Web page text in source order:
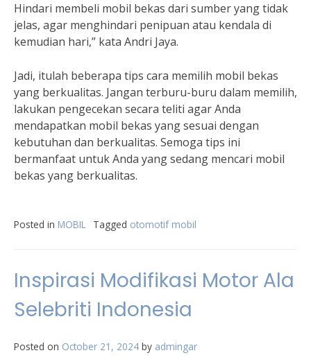
Hindari membeli mobil bekas dari sumber yang tidak
jelas, agar menghindari penipuan atau kendala di
kemudian hari,” kata Andri Jaya.
Jadi, itulah beberapa tips cara memilih mobil bekas
yang berkualitas. Jangan terburu-buru dalam memilih,
lakukan pengecekan secara teliti agar Anda
mendapatkan mobil bekas yang sesuai dengan
kebutuhan dan berkualitas. Semoga tips ini
bermanfaat untuk Anda yang sedang mencari mobil
bekas yang berkualitas.
Posted in MOBIL Tagged otomotif mobil
Inspirasi Modifikasi Motor Ala
Selebriti Indonesia
Posted on October 21, 2024 by admingar